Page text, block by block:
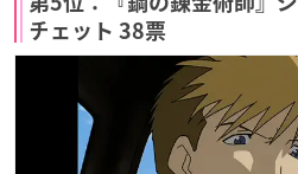
チェット 38票